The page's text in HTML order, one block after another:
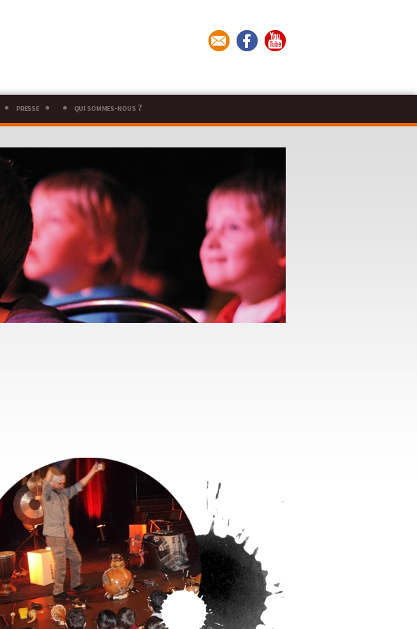
presse qui sommes-nous ?